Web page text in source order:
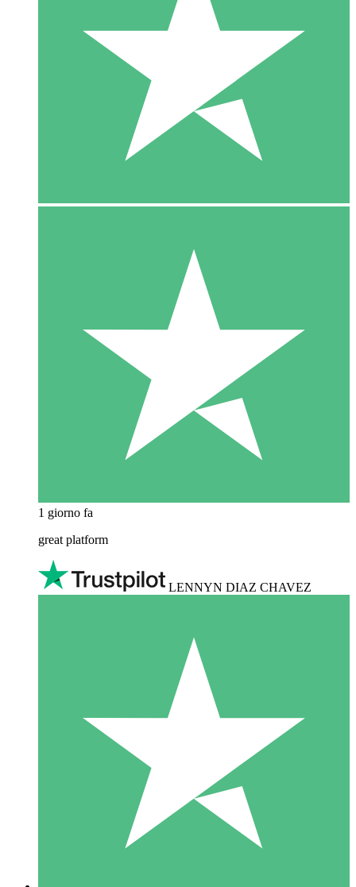
1 giorno fa
great platform
LENNYN DIAZ CHAVEZ